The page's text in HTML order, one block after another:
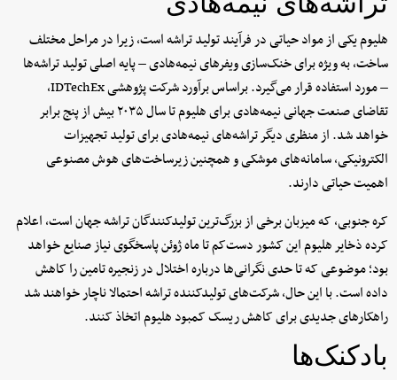
هلیوم یکی از مواد حیاتی در فرآیند تولید تراشه است، زیرا در مراحل مختلف
ساخت، به ویژه برای خنک‌سازی ویفرهای نیمه‌هادی – پایه اصلی تولید تراشه‌ها
– مورد استفاده قرار می‌گیرد. براساس برآورد شرکت پژوهشی IDTechEx،
تقاضای صنعت جهانی نیمه‌هادی برای هلیوم تا سال ۲۰۳۵ بیش از پنج برابر
خواهد شد. از منظری دیگر تراشه‌های نیمه‌هادی برای تولید تجهیزات
الکترونیکی، سامانه‌های موشکی و همچنین زیرساخت‌های هوش مصنوعی
اهمیت حیاتی دارند.
کره جنوبی، که میزبان برخی از بزرگ‌ترین تولیدکنندگان تراشه جهان است، اعلام
کرده ذخایر هلیوم این کشور دست‌کم تا ماه ژوئن پاسخگوی نیاز صنایع خواهد
بود؛ موضوعی که تا حدی نگرانی‌ها درباره اختلال در زنجیره تامین را کاهش
داده است. با این حال، شرکت‌های تولیدکننده تراشه احتمالا ناچار خواهند شد
راهکارهای جدیدی برای کاهش ریسک کمبود هلیوم اتخاذ کنند.
بادکنک‌ها